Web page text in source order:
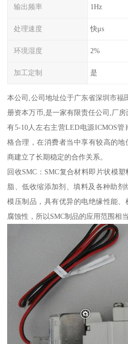
输出频率 1Hz
处理速度 快μs
环境湿度 2%
加工定制 是
本公司,公司地址位于广东省深圳市福
册资本万币,是一家有限责任公司,厂
有5-10人左右主营LED电源ICMOS
格合理，在消费者当中享有较高的
商建立了长期稳定的合作关系。
回收SMC：SMC复合材料即片状模
脂、低收缩添加剂、填料及各种助剂
模压制品，具有优异的电绝缘性能
腐蚀性，所以SMC制品的应用范围相当